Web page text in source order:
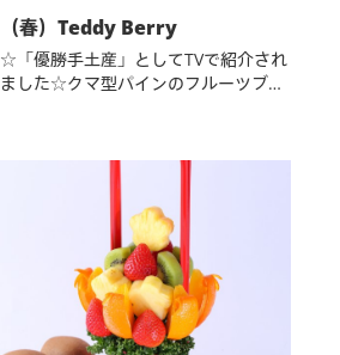
（春）Teddy Berry
☆「優勝手土産」としてTVで紹介され
ました☆クマ型パインのフルーツブー